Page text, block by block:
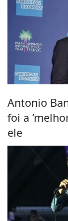
Antonio
foi a
ele